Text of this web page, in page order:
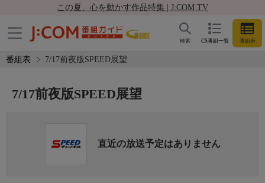
この夏、心を動かす作品特集 | J:COM TV
CS番組一覧 番組表
検索
番組表 7/17前夜版SPEED展望
7/17前夜版SPEED展望
直近の放送予定はありません